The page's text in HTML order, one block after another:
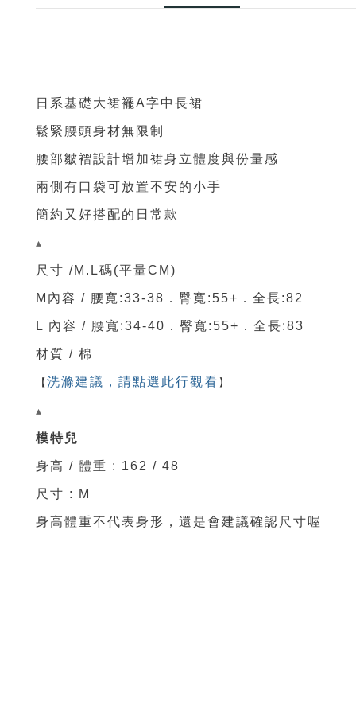
日系基礎大裙襬A字中長裙
鬆緊 腰頭身材無限制
腰部皺褶設計增加裙身立體度與份量感
兩側有口袋可放置不安的小手
簡約又好搭配的日常款
▴
尺寸 /M.L碼(平量CM)
M內容 / 腰寬:33-38．臀寬:55+ ． 全長:82
L 內容 / 腰寬:34-40 ．臀寬:55+ ． 全長:83
材質 / 棉
【洗滌建議，請點選此行觀看】
▴
模特兒
身高 / 體重 : 162 / 48
尺寸 : M
身高體重不代表身形，還是會建議確認尺寸喔